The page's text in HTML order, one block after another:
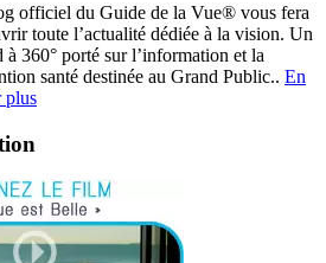
officiel du Guide de la Vue® vous fera
toute l’actualité dédiée à la vision. Un
à 360° porté sur l’information et la
santé destinée au Grand Public.. En
plus